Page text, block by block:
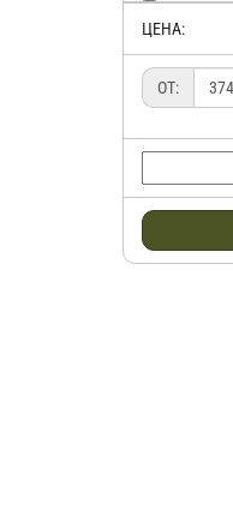
Пирамида
Хит-Диван
Элегант
ЦЕНА:
ОТ: